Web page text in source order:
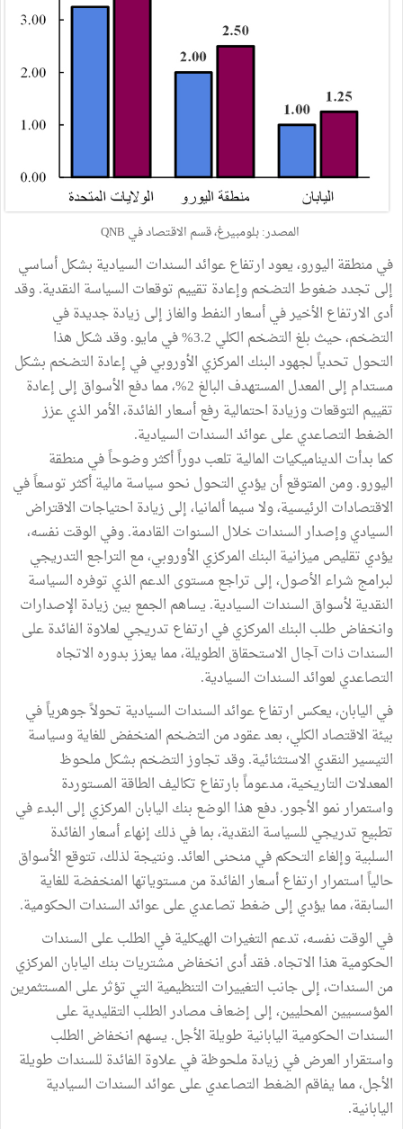
المصدر: بلومبيرغ، قسم الاقتصاد في QNB
في منطقة اليورو، يعود ارتفاع عوائد السندات السيادية بشكل أساسي
إلى تجدد ضغوط التضخم وإعادة تقييم توقعات السياسة النقدية. وقد
أدى الارتفاع الأخير في أسعار النفط والغاز إلى زيادة جديدة في
التضخم، حيث بلغ التضخم الكلي 3.2% في مايو. وقد شكل هذا
التحول تحدياً لجهود البنك المركزي الأوروبي في إعادة التضخم بشكل
مستدام إلى المعدل المستهدف البالغ 2%، مما دفع الأسواق إلى إعادة
تقييم التوقعات وزيادة احتمالية رفع أسعار الفائدة، الأمر الذي عزز
الضغط التصاعدي على عوائد السندات السيادية.
كما بدأت الديناميكيات المالية تلعب دوراً أكثر وضوحاً في منطقة
اليورو. ومن المتوقع أن يؤدي التحول نحو سياسة مالية أكثر توسعاً في
الاقتصادات الرئيسية، ولا سيما ألمانيا، إلى زيادة احتياجات الاقتراض
السيادي وإصدار السندات خلال السنوات القادمة. وفي الوقت نفسه،
يؤدي تقليص ميزانية البنك المركزي الأوروبي، مع التراجع التدريجي
لبرامج شراء الأصول، إلى تراجع مستوى الدعم الذي توفره السياسة
النقدية لأسواق السندات السيادية. يساهم الجمع بين زيادة الإصدارات
وانخفاض طلب البنك المركزي في ارتفاع تدريجي لعلاوة الفائدة على
السندات ذات آجال الاستحقاق الطويلة، مما يعزز بدوره الاتجاه
التصاعدي لعوائد السندات السيادية.
في اليابان، يعكس ارتفاع عوائد السندات السيادية تحولاً جوهرياً في
بيئة الاقتصاد الكلي، بعد عقود من التضخم المنخفض للغاية وسياسة
التيسير النقدي الاستثنائية. وقد تجاوز التضخم بشكل ملحوظ
المعدلات التاريخية، مدعوماً بارتفاع تكاليف الطاقة المستوردة
واستمرار نمو الأجور. دفع هذا الوضع بنك اليابان المركزي إلى البدء في
تطبيع تدريجي للسياسة النقدية، بما في ذلك إنهاء أسعار الفائدة
السلبية وإلغاء التحكم في منحنى العائد. ونتيجة لذلك، تتوقع الأسواق
حالياً استمرار ارتفاع أسعار الفائدة من مستوياتها المنخفضة للغاية
السابقة، مما يؤدي إلى ضغط تصاعدي على عوائد السندات الحكومية.
في الوقت نفسه، تدعم التغيرات الهيكلية في الطلب على السندات
الحكومية هذا الاتجاه. فقد أدى انخفاض مشتريات بنك اليابان المركزي
من السندات، إلى جانب التغييرات التنظيمية التي تؤثر على المستثمرين
المؤسسيين المحليين، إلى إضعاف مصادر الطلب التقليدية على
السندات الحكومية اليابانية طويلة الأجل. يسهم انخفاض الطلب
واستقرار العرض في زيادة ملحوظة في علاوة الفائدة للسندات طويلة
الأجل، مما يفاقم الضغط التصاعدي على عوائد السندات السيادية
اليابانية.